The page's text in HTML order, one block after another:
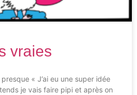
vraies
« J’ai eu une super idée
je vais faire pipi et après on